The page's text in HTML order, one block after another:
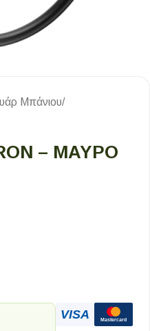
Μπάνιου/
– ΜΑΥΡΟ
VISA Mastercard